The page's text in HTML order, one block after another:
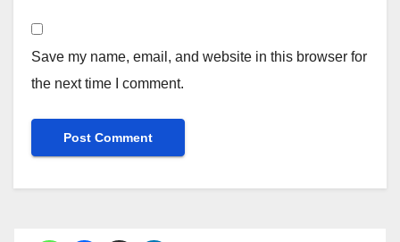
Save my name, email, and website in this browser for
the next time I comment.